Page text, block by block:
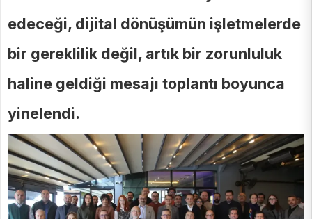
edeceği, dijital dönüşümün işletmelerde
bir gereklilik değil, artık bir zorunluluk
haline geldiği mesajı toplantı boyunca
yinelendi.